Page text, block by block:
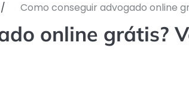
Como conseguir advogado online
online grátis?